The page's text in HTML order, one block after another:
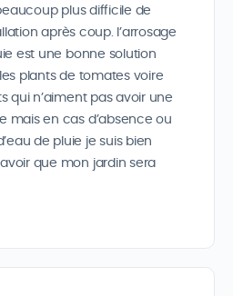
plus difficile de
après coup. l’arrosage
est une bonne solution
plants de tomates voire
qui n’aiment pas avoir une
mais en cas d’absence ou
de pluie je suis bien
que mon jardin sera